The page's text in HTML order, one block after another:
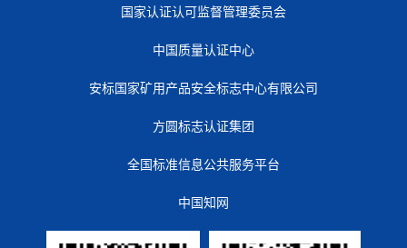
国家认证认可监督管理委员会
中国质量认证中心
安标国家矿用产品安全标志中心有限公司
方圆标志认证集团
全国标准信息公共服务平台
中国知网